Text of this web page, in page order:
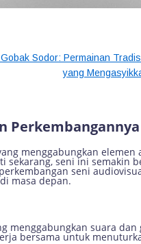
Sodor: Permainan
yang
Perkembangannya
menggabungkan
seni ini semakin
seni
masa depan.
menggabungkan suara
bersama untuk